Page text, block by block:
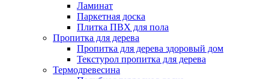
Ламинат
Паркетная доска
Плитка ПВХ для пола
Пропитка для дерева
Пропитка для дерева здоровый дом
Текстурол пропитка для дерева
Термодревесина